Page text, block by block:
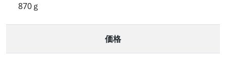
870ｇ
価格